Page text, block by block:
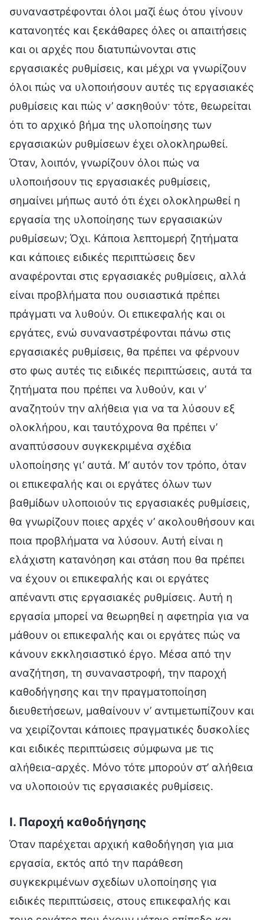
συναναστρέφονται όλοι μαζί έως ότου γίνουν
κατανοητές και ξεκάθαρες όλες οι απαιτήσεις
και οι αρχές που διατυπώνονται στις
εργασιακές ρυθμίσεις, και μέχρι να γνωρίζουν
όλοι πώς να υλοποιήσουν αυτές τις εργασιακές
ρυθμίσεις και πώς ν’ ασκηθούν· τότε, θεωρείται
ότι το αρχικό βήμα της υλοποίησης των
εργασιακών ρυθμίσεων έχει ολοκληρωθεί.
Όταν, λοιπόν, γνωρίζουν όλοι πώς να
υλοποιήσουν τις εργασιακές ρυθμίσεις,
σημαίνει μήπως αυτό ότι έχει ολοκληρωθεί η
εργασία της υλοποίησης των εργασιακών
ρυθμίσεων; Όχι. Κάποια λεπτομερή ζητήματα
και κάποιες ειδικές περιπτώσεις δεν
αναφέρονται στις εργασιακές ρυθμίσεις, αλλά
είναι προβλήματα που ουσιαστικά πρέπει
πράγματι να λυθούν. Οι επικεφαλής και οι
εργάτες, ενώ συναναστρέφονται πάνω στις
εργασιακές ρυθμίσεις, θα πρέπει να φέρνουν
στο φως αυτές τις ειδικές περιπτώσεις, αυτά τα
ζητήματα που πρέπει να λυθούν, και ν’
αναζητούν την αλήθεια για να τα λύσουν εξ
ολοκλήρου, και ταυτόχρονα θα πρέπει ν’
αναπτύσσουν συγκεκριμένα σχέδια
υλοποίησης γι’ αυτά. Μ’ αυτόν τον τρόπο, όταν
οι επικεφαλής και οι εργάτες όλων των
βαθμίδων υλοποιούν τις εργασιακές ρυθμίσεις,
θα γνωρίζουν ποιες αρχές ν’ ακολουθήσουν και
ποια προβλήματα να λύσουν. Αυτή είναι η
ελάχιστη κατανόηση και στάση που θα πρέπει
να έχουν οι επικεφαλής και οι εργάτες
απέναντι στις εργασιακές ρυθμίσεις. Αυτή η
εργασία μπορεί να θεωρηθεί η αφετηρία για να
μάθουν οι επικεφαλής και οι εργάτες πώς να
κάνουν εκκλησιαστικό έργο. Μέσα από την
αναζήτηση, τη συναναστροφή, την παροχή
καθοδήγησης και την πραγματοποίηση
διευθετήσεων, μαθαίνουν ν’ αντιμετωπίζουν και
να χειρίζονται κάποιες πραγματικές δυσκολίες
και ειδικές περιπτώσεις σύμφωνα με τις
αλήθεια-αρχές. Μόνο τότε μπορούν στ’ αλήθεια
να υλοποιούν τις εργασιακές ρυθμίσεις.
Ι. Παροχή καθοδήγησης
Όταν παρέχεται αρχική καθοδήγηση για μια
εργασία, εκτός από την παράθεση
συγκεκριμένων σχεδίων υλοποίησης για
ειδικές περιπτώσεις, στους επικεφαλής και